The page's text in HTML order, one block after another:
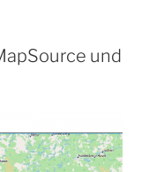
und